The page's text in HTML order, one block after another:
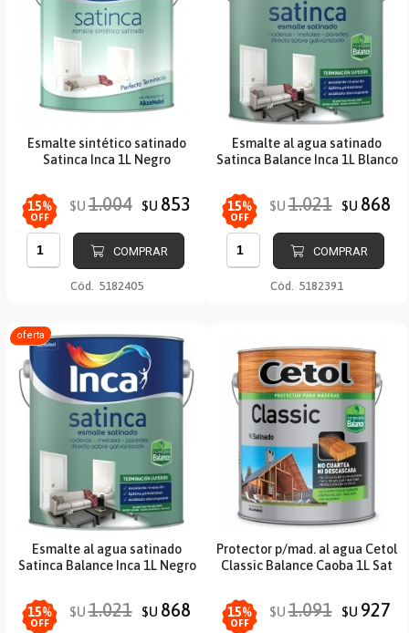
Esmalte sintético satinado
Satinca Inca 1L Negro
15%
OFF
$U 1.004 $U 853
COMPRAR
Cód. 5182405
Esmalte al agua satinado
Satinca Balance Inca 1L Blanco
15%
OFF
$U 1.021 $U 868
COMPRAR
Cód. 5182391
oferta
Esmalte al agua satinado
Satinca Balance Inca 1L Negro
15%
OFF
$U 1.021 $U 868
Protector p/mad. al agua Cetol
Classic Balance Caoba 1L Sat
15%
OFF
$U 1.091 $U 927